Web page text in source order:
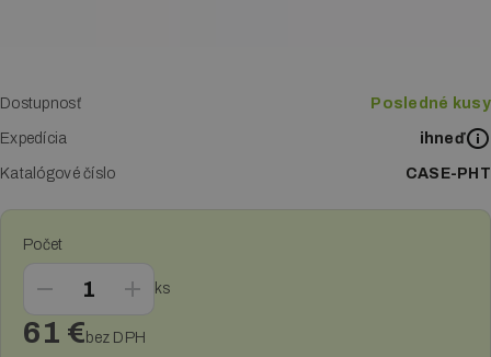
Tlač katalógov a kalendárov
Tlač letákov
Veľkoplošná tlač
Tlač plagátov
Dostupnosť Posledné kusy
Expedícia ihneď
Katalógové číslo CASE-PHT
Počet
ks
61 € bez DPH